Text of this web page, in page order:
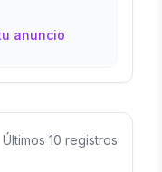
anuncio
Últimos 10 registros